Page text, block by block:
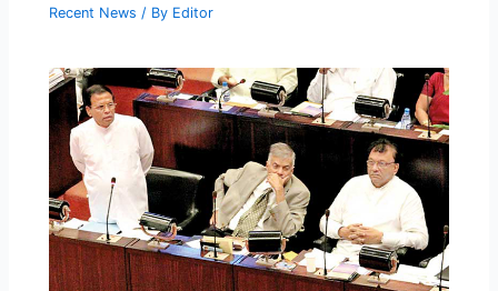
Recent News / By Editor